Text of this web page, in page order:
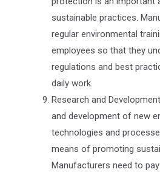
sustainable practices.
regular environmental
employees so that they
regulations and best
daily work.
Research and
and development of new
technologies and
means of promoting
Manufacturers need to